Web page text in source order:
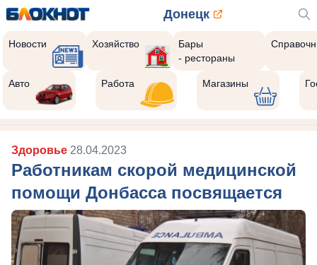
Донецк
Новости Хозяйство
Бары
- рестораны
Авто Работа Магазины
Здоровье 28.04.2023
Работникам скорой медицинской
помощи Донбасса посвящается